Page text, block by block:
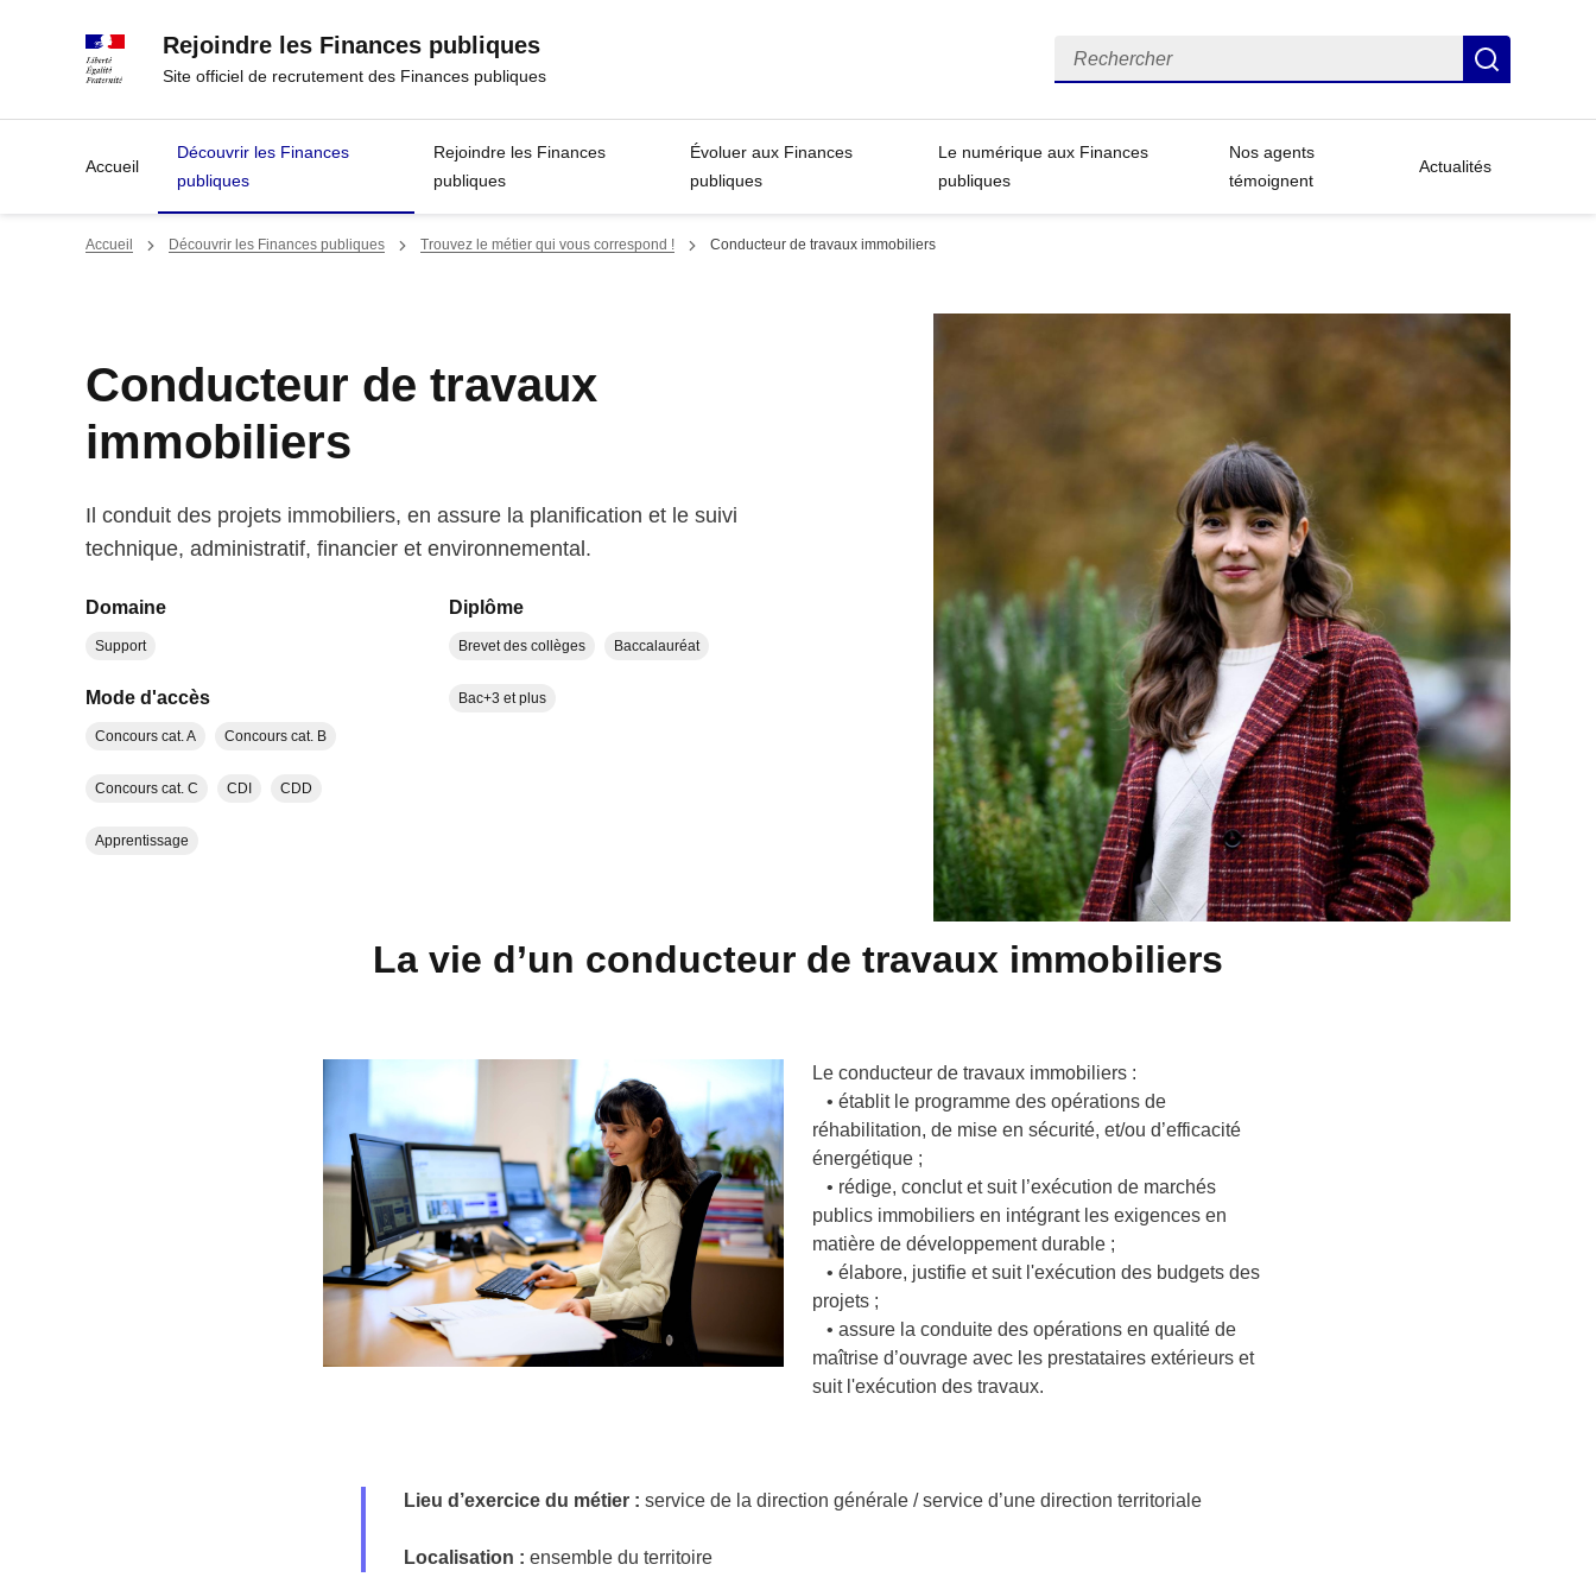
Rejoindre les Finances publiques
Site officiel de recrutement des Finances publiques
Rechercher
Accueil
Découvrir les Finances
publiques
Rejoindre les Finances
publiques
Évoluer aux Finances
publiques
Le numérique aux Finances
publiques
Nos agents
témoignent
Actualités
Accueil Découvrir les Finances publiques Trouvez le métier qui vous correspond ! Conducteur de travaux immobiliers
Conducteur de travaux
immobiliers
Il conduit des projets immobiliers, en assure la planification et le suivi
technique, administratif, financier et environnemental.
Domaine
Support
Mode d'accès
Concours cat. A Concours cat. B
Concours cat. C CDI CDD
Apprentissage
Diplôme
Brevet des collèges Baccalauréat
Bac+3 et plus
La vie d’un conducteur de travaux immobiliers
Le conducteur de travaux immobiliers :
• établit le programme des opérations de
réhabilitation, de mise en sécurité, et/ou d’efficacité
énergétique ;
• rédige, conclut et suit l’exécution de marchés
publics immobiliers en intégrant les exigences en
matière de développement durable ;
• élabore, justifie et suit l'exécution des budgets des
projets ;
• assure la conduite des opérations en qualité de
maîtrise d’ouvrage avec les prestataires extérieurs et
suit l'exécution des travaux.
Lieu d’exercice du métier : service de la direction générale / service d’une direction territoriale
Localisation : ensemble du territoire